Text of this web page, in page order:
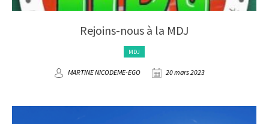
Rejoins-nous à la MDJ
MDJ
MARTINE NICODEME-EGO 20 mars 2023